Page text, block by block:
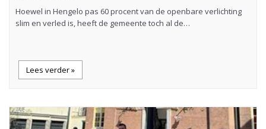
Hoewel in Hengelo pas 60 procent van de openbare verlichting
slim en verled is, heeft de gemeente toch al de…
Lees verder »